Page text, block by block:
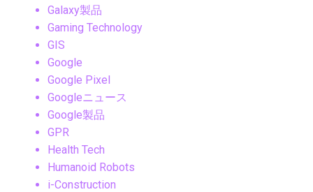
Galaxy製品
Gaming Technology
GIS
Google
Google Pixel
Googleニュース
Google製品
GPR
Health Tech
Humanoid Robots
i-Construction